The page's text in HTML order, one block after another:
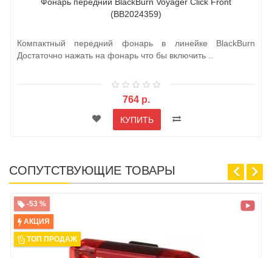
Фонарь передний BlackBurn Voyager Click Front
(BB2024359)
Компактный передний фонарь в линейке BlackBurn
Достаточно нажать на фонарь что бы включить ..
764 р.
КУПИТЬ
СОПУТСТВУЮЩИЕ ТОВАРЫ
-53 %
АКЦИЯ
ТОП ПРОДАЖ